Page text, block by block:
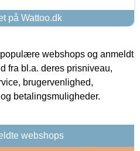
på Wattoo.dk
webshops og anmeldt
fra bl.a. deres prisniveau,
brugervenlighed,
betalingsmuligheder.
webshops